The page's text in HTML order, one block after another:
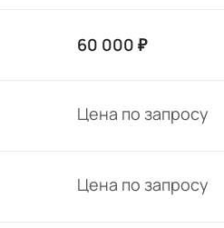
60 000 ₽
Цена по запросу
Цена по запросу